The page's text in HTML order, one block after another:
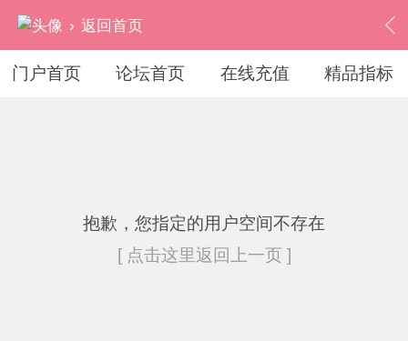
› 返回首页
门户首页 论坛首页 在线充值 精品指标
抱歉，您指定的用户空间不存在
[ 点击这里返回上一页 ]